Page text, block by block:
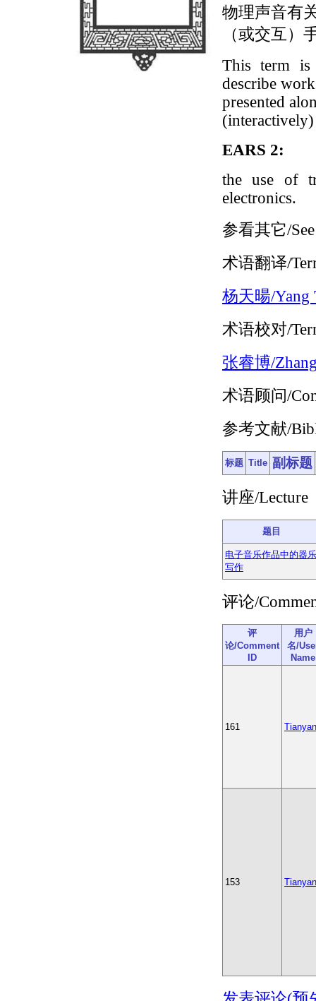
物理声音有
（或交互）
This term is
describe
presented
EARS 2:
the use of
electronics.
参看其它/
术语翻译/
杨天暘/Yang
术语校对/
张睿博/
术语顾问/
参考文献/
标题 Title 副标题
讲座/Lecture
题目
电子音乐作品中的器乐
写作
评论/
评
论/Comment
ID
用户
名/
Name
161
153